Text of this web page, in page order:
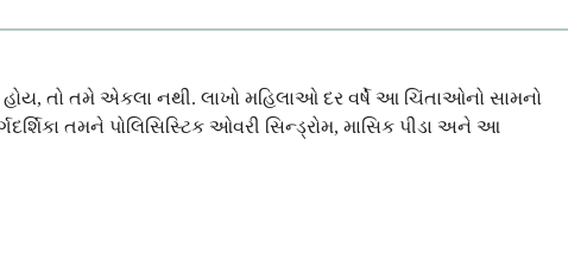
તો તમે એકલા નથી. લાખો મહિલાઓ દર વર્ષે આ ચિંતાઓનો સામનો
તમને પોલિસિસ્ટિક ઓવરી સિન્ડ્રોમ, માસિક પીડા અને આ